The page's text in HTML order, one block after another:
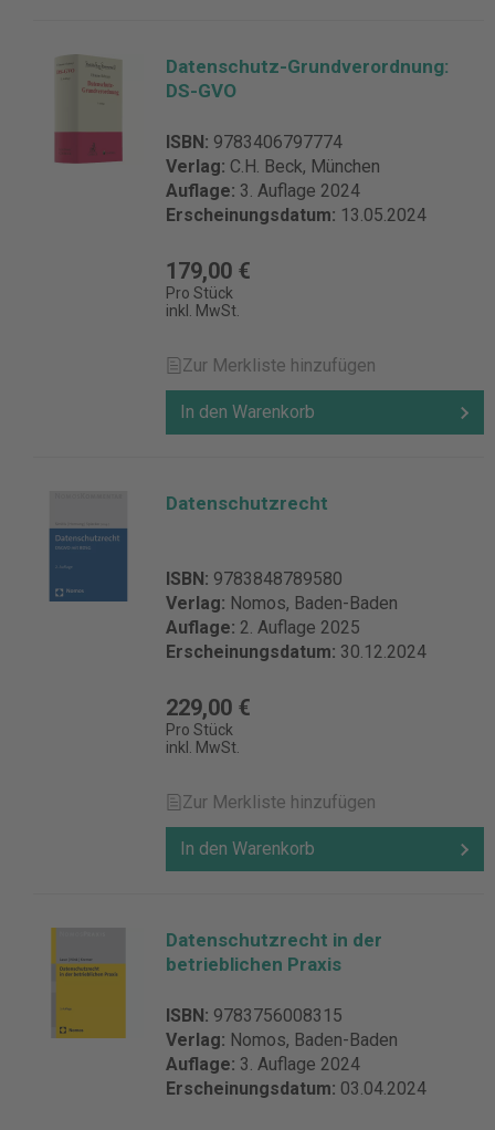
für die EU: Deutscher Fachverlag GmbH
Mainzer Landstraße 251 60326 Frankfurt
Deutschland verlag@ruw.de
Datenschutz-Grundverordnung:
DS-GVO
ISBN: 9783406797774
Verlag: C.H. Beck, München
Auflage: 3. Auflage 2024
Erscheinungsdatum: 13.05.2024
179,00 €
Pro Stück
inkl. MwSt.
Zur Merkliste hinzufügen
In den Warenkorb
Datenschutzrecht
ISBN: 9783848789580
Verlag: Nomos, Baden-Baden
Auflage: 2. Auflage 2025
Erscheinungsdatum: 30.12.2024
229,00 €
Pro Stück
inkl. MwSt.
Zur Merkliste hinzufügen
In den Warenkorb
Datenschutzrecht in der
betrieblichen Praxis
ISBN: 9783756008315
Verlag: Nomos, Baden-Baden
Auflage: 3. Auflage 2024
Erscheinungsdatum: 03.04.2024